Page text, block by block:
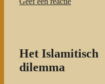
Het Islamitisch
dilemma